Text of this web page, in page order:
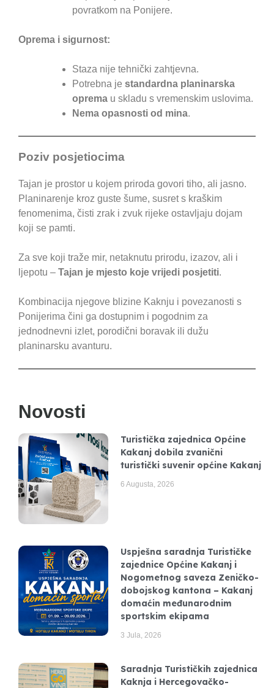
povratkom na Ponijere.
Oprema i sigurnost:
Staza nije tehnički zahtjevna.
Potrebna je standardna planinarska
oprema u skladu s vremenskim uslovima.
Nema opasnosti od mina.
Poziv posjetiocima
Tajan je prostor u kojem priroda govori tiho, ali jasno.
Planinarenje kroz guste šume, susret s kraškim
fenomenima, čisti zrak i zvuk rijeke ostavljaju dojam
koji se pamti.
Za sve koji traže mir, netaknutu prirodu, izazov, ali i
ljepotu – Tajan je mjesto koje vrijedi posjetiti.
Kombinacija njegove blizine Kaknju i povezanosti s
Ponijerima čini ga dostupnim i pogodnim za
jednodnevni izlet, porodični boravak ili dužu
planinarsku avanturu.
Novosti
Turistička zajednica Općine
Kakanj dobila zvanični
turistički suvenir općine Kakanj
6 Augusta, 2026
Uspješna saradnja Turističke
zajednice Općine Kakanj i
Nogometnog saveza Zeničko-
dobojskog kantona – Kakanj
domaćin međunarodnim
sportskim ekipama
3 Jula, 2026
Saradnja Turističkih zajednica
Kaknja i Hercegovačko-